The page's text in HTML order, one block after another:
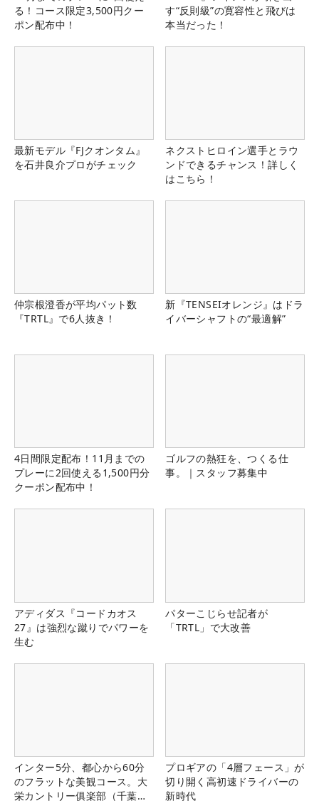
る！コース限定3,500円クー
ポン配布中！
す“反則級”の寛容性と飛びは
本当だった！
最新モデル『FJクオンタム』
を石井良介プロがチェック
ネクストヒロイン選手とラウ
ンドできるチャンス！詳しく
はこちら！
仲宗根澄香が平均パット数
『TRTL』で6人抜き！
新『TENSEIオレンジ』はドラ
イバーシャフトの“最適解”
4日間限定配布！11月までの
プレーに2回使える1,500円分
クーポン配布中！
ゴルフの熱狂を、つくる仕
事。｜スタッフ募集中
アディダス『コードカオス
27』は強烈な蹴りでパワーを
生む
パターこじらせ記者が
「TRTL」で大改善
インター5分、都心から60分
のフラットな美観コース。大
栄カントリー俱楽部（千葉
プロギアの「4層フェース」が
切り開く高初速ドライバーの
新時代